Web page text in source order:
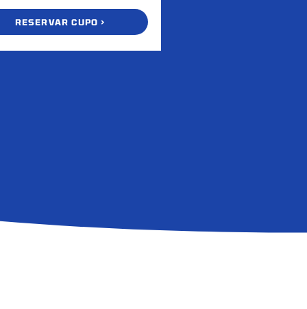
RESERVAR CUPO >